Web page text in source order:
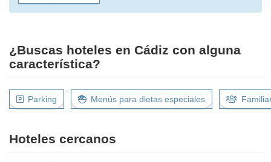
¿Buscas hoteles en Cádiz con alguna
característica?
Parking Menús para dietas especiales
Hoteles cercanos